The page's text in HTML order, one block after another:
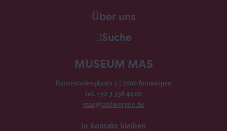
Über uns
Suche
MUSEUM MAS
Hanzestedenplaats 1 | 2000 Antwerpen
tel. +32 3 338 44 00
mas@antwerpen.be
In Kontakt bleiben